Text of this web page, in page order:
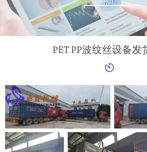
PET PP波纹丝设备发
